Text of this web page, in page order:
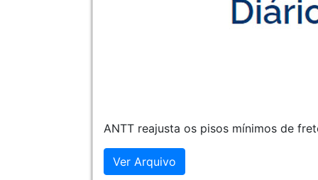
ANTT reajusta os pisos mínimos de
Ver Arquivo